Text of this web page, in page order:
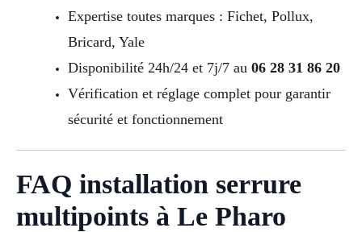
Expertise toutes marques : Fichet, Pollux,
Bricard, Yale
Disponibilité 24h/24 et 7j/7 au 06 28 31 86 20
Vérification et réglage complet pour garantir
sécurité et fonctionnement
FAQ installation serrure
multipoints à Le Pharo